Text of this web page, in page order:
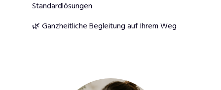
Standardlösungen
🌿 Ganzheitliche Begleitung auf Ihrem Weg